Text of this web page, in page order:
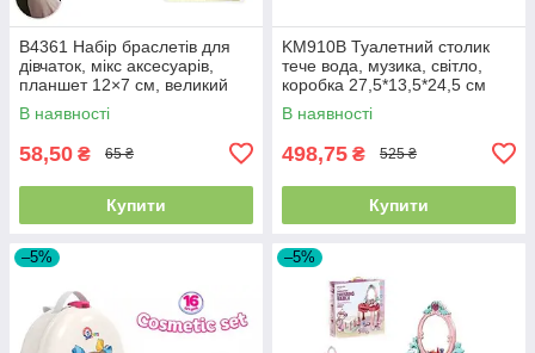
B4361 Набір браслетів для
дівчаток, мікс аксесуарів,
планшет 12×7 см, великий
пакет 34×7×2 см
В наявності
58,50 ₴ 65 ₴
Купити
KM910B Туалетний столик
тече вода, музика, світло,
коробка 27,5*13,5*24,5 см
В наявності
498,75 ₴ 525 ₴
Купити
–5% –5%